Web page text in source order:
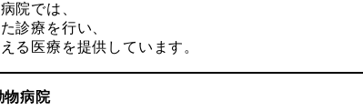
院では、
診療を行い、
る医療を提供しています。
物病院